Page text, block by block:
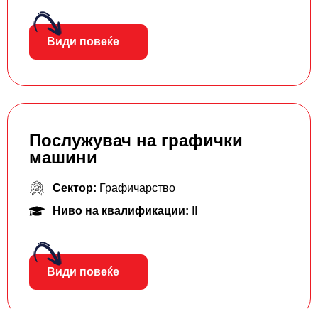
Види повеќе
Послужувач на графички
машини
Сектор: Графичарство
Ниво на квалификации:
Види повеќе